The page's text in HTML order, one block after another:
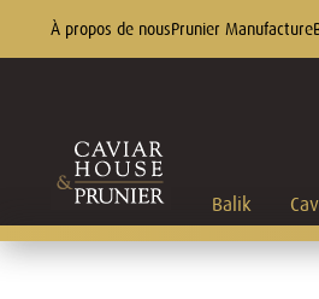
À propos de nousPrunier Manufacture
Balik